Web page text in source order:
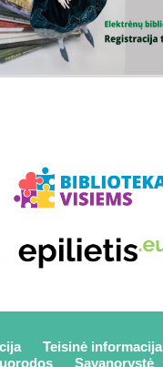
Teisinė informacija
Savanorystė